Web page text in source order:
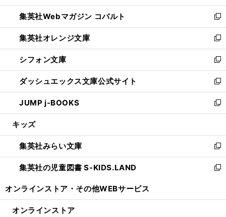
開
く
ウ
で
開
く
ン
ド
ウ
で
開
く
ウ
ィ
ン
ド
ウ
で
開
く
集英社Webマガジン コバルト
新
し
い
ウ
ィ
ン
ド
ウ
で
開
集英社オレンジ文庫
新
し
い
ウ
ィ
ン
ド
ウ
開
く
シフォン文庫
新
し
い
ウ
ィ
ン
ウ
で
開
く
ダッシュエックス文庫公式サイト
新
し
い
ウ
ン
ド
ウ
で
JUMP j-BOOKS
新
し
ウ
ィ
ン
ド
開
キッズ
集英社みらい文庫
新
し
い
ン
集英社の児童図書 S-KIDS.LAND
新
ウ
オンラインストア・ その他WEBサービス
オンラインストア